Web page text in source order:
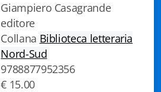
Giampiero Casagrande
editore
Collana Biblioteca letteraria
Nord-Sud
9788877952356
€ 15.00